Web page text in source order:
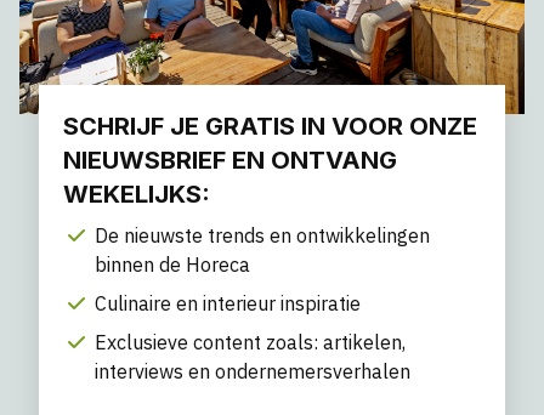
SCHRIJF JE GRATIS IN VOOR ONZE
NIEUWSBRIEF EN ONTVANG
WEKELIJKS:
De nieuwste trends en ontwikkelingen
binnen de Horeca
Culinaire en interieur inspiratie
Exclusieve content zoals: artikelen,
interviews en ondernemersverhalen